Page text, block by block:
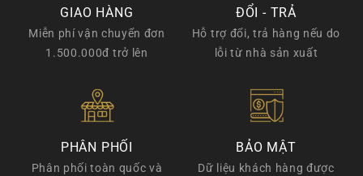
GIAO HÀNG
Miễn phí vận chuyển đơn
1.500.000đ trở lên
ĐỔI - TRẢ
Hỗ trợ đổi, trả hàng nếu do
lỗi từ nhà sản xuất
PHÂN PHỐI
Phân phối toàn quốc và
BẢO MẬT
Dữ liệu khách hàng được